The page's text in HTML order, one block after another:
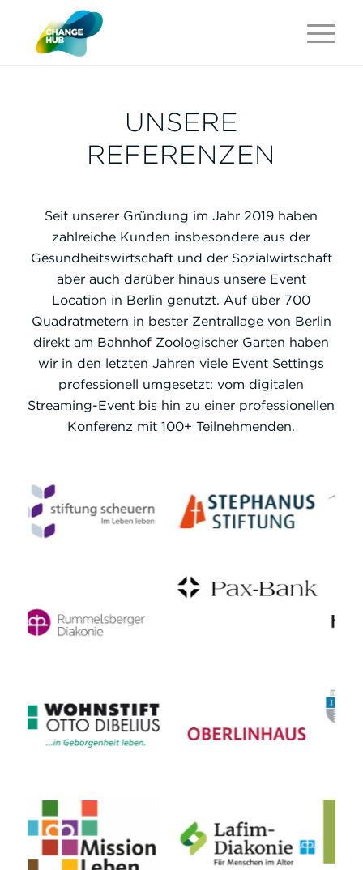
UNSERE
REFERENZEN
Seit unserer Gründung im Jahr 2019 haben
zahlreiche Kunden insbesondere aus der
Gesundheitswirtschaft und der Sozialwirtschaft
aber auch darüber hinaus unsere Event
Location in Berlin genutzt. Auf über 700
Quadratmetern in bester Zentrallage von Berlin
direkt am Bahnhof Zoologischer Garten haben
wir in den letzten Jahren viele Event Settings
professionell umgesetzt: vom digitalen
Streaming-Event bis hin zu einer professionellen
Konferenz mit 100+ Teilnehmenden.